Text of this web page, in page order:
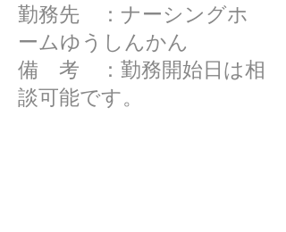
勤務先 ：ナーシングホ
ームゆうしんかん
備 考 ：勤務開始日は相
談可能です。